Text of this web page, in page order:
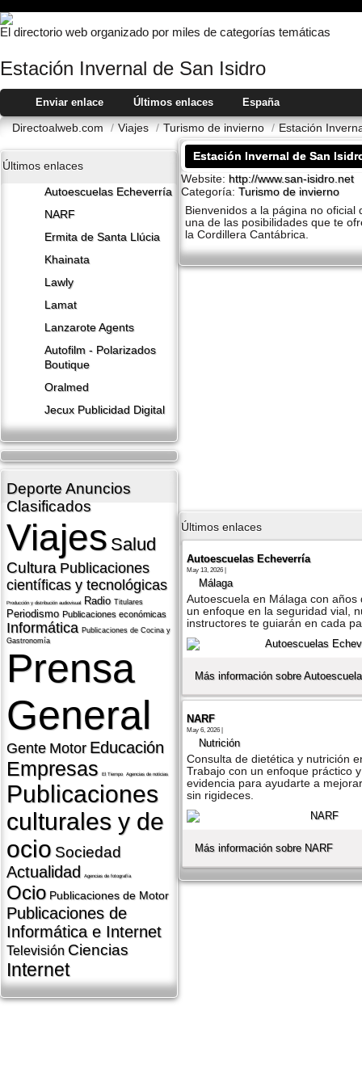
El directorio web organizado por miles de categorías temáticas
Estación Invernal de San Isidro
Enviar enlace Últimos enlaces España
Directoalweb.com / Viajes / Turismo de invierno / Estación
Últimos enlaces
Autoescuelas Echeverría
NARF
Ermita de Santa Llúcia
Khainata
Lawly
Lamat
Lanzarote​ Agents
Autofilm - Polarizados
Boutique
Oralmed
Jecux Publicidad Digital
DeporteAnuncios
Clasificados
Viajes Salud
Cultura Publicaciones
cientí­ficas y tecnológicas
Producción y distribución audiovisual Radio Titulares
Periodismo Publicaciones económicas
Informática Publicaciones de Cocina y
Gastronomí­a
Prensa
General
Gente Motor Educación
Empresas El Tiempo Agencias de noticias
Publicaciones
culturales y de
ocio Sociedad
Actualidad Agencias de fotografí­a
Ocio Publicaciones de Motor
Publicaciones de
Informática e Internet
Televisión Ciencias
Internet
Estación Invernal de San
Website: http://www.san-isidro.net
Categoría: Turismo de invierno
Bienvenidos a la página no
una de las posibilidades que te
la Cordillera Cantábrica.
Últimos enlaces
Autoescuelas Echeverría
May 13, 2026 |
Málaga
Autoescuela en Málaga con años
un enfoque en la seguridad vial,
instructores te guiarán en cada
Más información sobre
NARF
May 6, 2026 |
Nutrición
Consulta de dietética y nutrición
Trabajo con un enfoque práctico
evidencia para ayudarte a
sin rigideces.
Más información sobre NARF